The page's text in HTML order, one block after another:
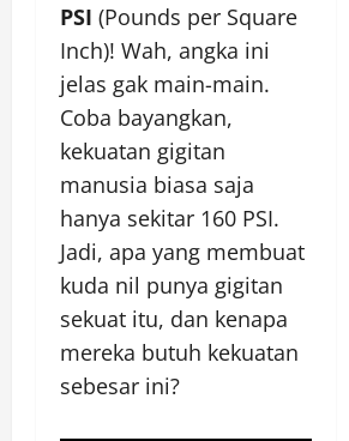
PSI (Pounds per Square
Inch)! Wah, angka ini
jelas gak main-main.
Coba bayangkan,
kekuatan gigitan
manusia biasa saja
hanya sekitar 160 PSI.
Jadi, apa yang membuat
kuda nil punya gigitan
sekuat itu, dan kenapa
mereka butuh kekuatan
sebesar ini?